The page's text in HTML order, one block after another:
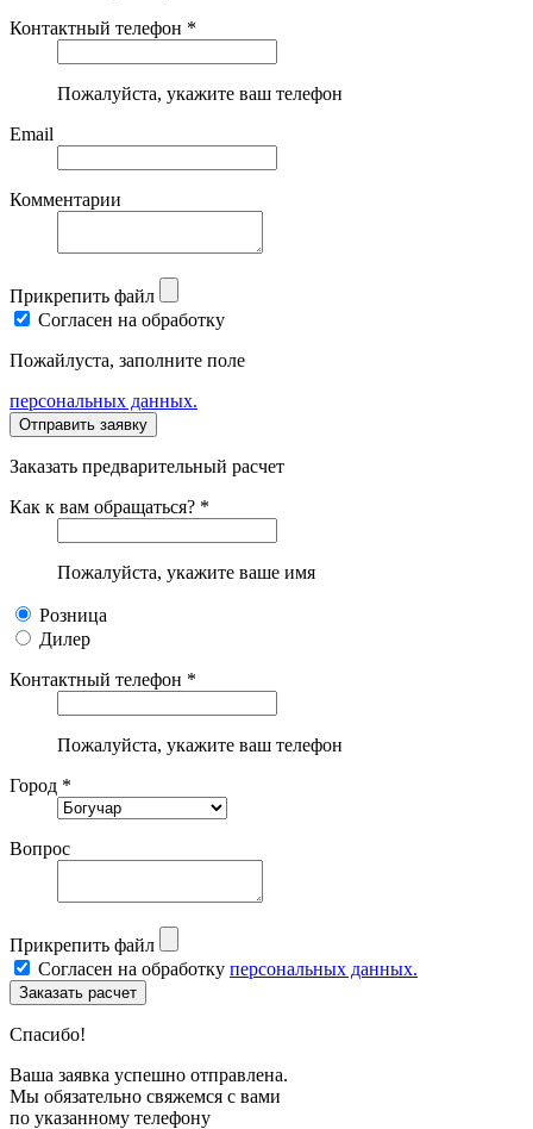
Контактный телефон *
Пожалуйста, укажите ваш телефон
Email
Комментарии
Прикрепить файл
Согласен на обработку
Пожайлуста, заполните поле
персональных данных.
Заказать предварительный расчет
Как к вам обращаться? *
Пожалуйста, укажите ваше имя
Розница
Дилер
Контактный телефон *
Пожалуйста, укажите ваш телефон
Город *
Вопрос
Прикрепить файл
Согласен на обработку персональных данных.
Спасибо!
Ваша заявка успешно отправлена.
Мы обязательно свяжемся с вами
по указанному телефону